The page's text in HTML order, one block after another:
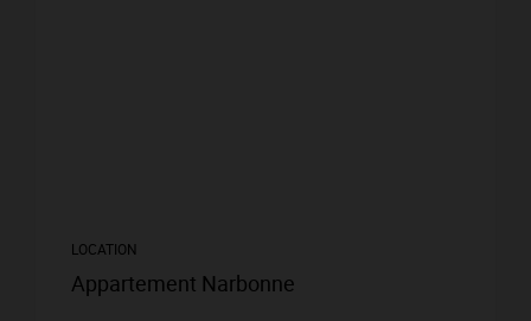
LOCATION
Appartement Narbonne